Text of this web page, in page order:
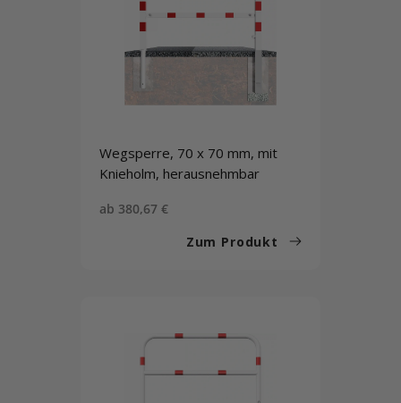
Wegsperre, 70 x 70 mm, mit
Knieholm, herausnehmbar
Sonderpreis
ab 380,67 €
Zum Produkt